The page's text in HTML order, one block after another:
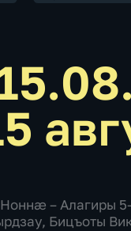
– Алагиры
Бицъоты